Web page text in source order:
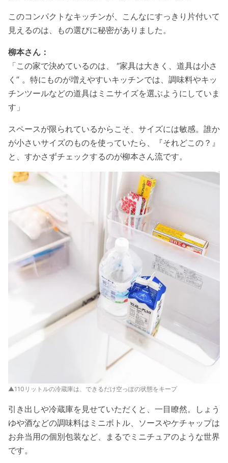
このコンパクトなキッチンが、こんなにすっきり片付いて
見えるのは、もの選びに秘密がありました。
柳本さん：
「この家で決めているのは、 “家具は大きく、道具は小さ
く” 。特にものが増えやすいキッチンでは、調味料やキッ
チンツールなどの道具はミニサイズを選ぶようにしていま
す」
スペースが限られているからこそ、サイズには敏感。誰か
が小さいサイズのものを使っていたら、『それどこの？』
と、すかさずチェックするのが柳本さん流です。
▲110リットルの冷蔵庫は、できるだけ空っぽの状態をキープ
引き出しや冷蔵庫を見せていただくと、一目瞭然。しょう
ゆや酒などの調味料はミニボトル、ソースやケチャップは
お弁当用の個別包装など、まるでミニチュアのような世界
です。